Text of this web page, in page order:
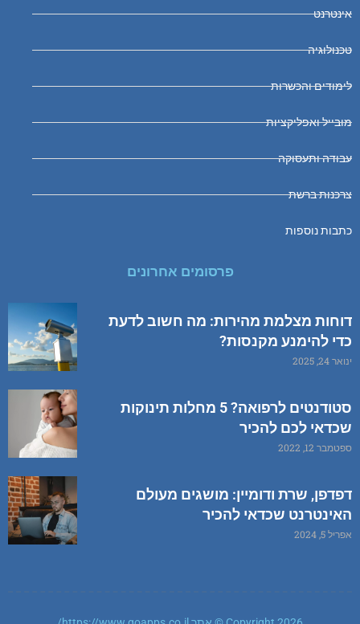
אינטרנט
טכנולוגיה
לימודים והכשרות
מובייל ואפליקציות
עבודה ותעסוקה
צרכנות ברשת
כתבות נוספות
פרסומים אחרונים
דוחות מצלמת מהירות: מה חשוב לדעת
כדי להימנע מקנסות?
ינואר 24, 2025
סטודנטים לרפואה? 5 מחלות תינוקות
שכדאי לכם להכיר
ספטמבר 12, 2022
דפדפן, שרת ודומיין: מושגים מעולם
האינטרנט שכדאי להכיר
אפריל 5, 2024